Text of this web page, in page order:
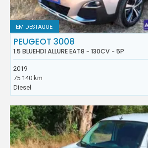
EM DESTAQUE
PEUGEOT 3008
1.5 BLUEHDI ALLURE EAT8 - 130CV - 5P
2019
75.140 km
Diesel